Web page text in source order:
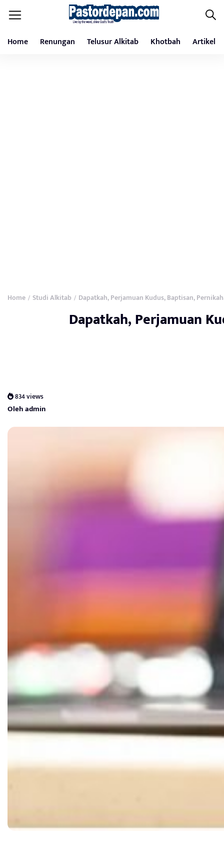
Home Renungan Telusur Alkitab Khotbah Artikel
Home / Studi Alkitab / Dapatkah, Perjamuan Kudus, Baptisan,
Dapatkah, Perjamuan
834 views
Oleh admin